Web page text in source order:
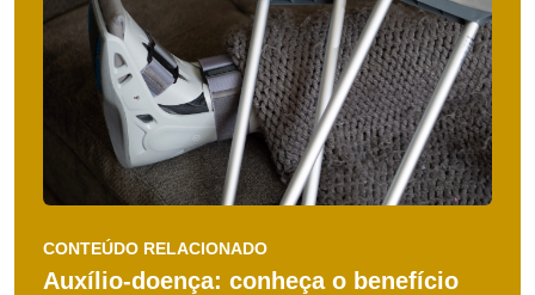
CONTEÚDO RELACIONADO
Auxílio-doença: conheça o benefício